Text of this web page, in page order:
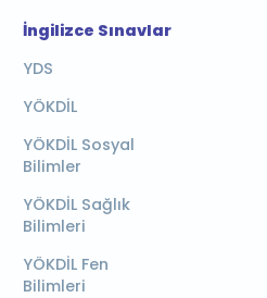
İngilizce Sınavlar
YDS
YÖKDİL
YÖKDİL Sosyal
Bilimler
YÖKDİL Sağlık
Bilimleri
YÖKDİL Fen
Bilimleri